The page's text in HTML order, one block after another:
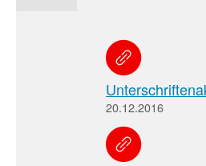
20.12.2016